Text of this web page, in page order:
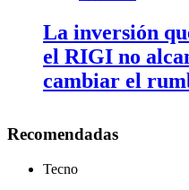
La inversión
el RIGI no
cambiar el
Recomendadas
Tecno